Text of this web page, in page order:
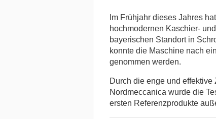
Im Frühjahr dieses Jahres
hochmodernen Kaschier-
bayerischen Standort in
konnte die Maschine nach
genommen werden.
Durch die enge und
Nordmeccanica wurde die
ersten Referenzprodukte